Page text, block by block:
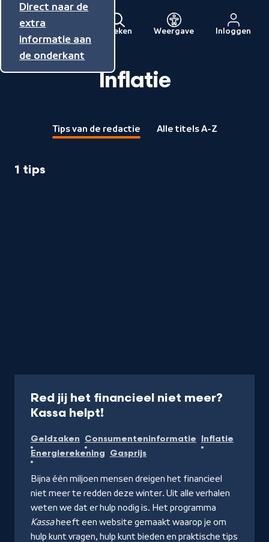
Direct naar de
inhoud
Direct naar de
hoofdnavigatie
Direct naar de
extra
informatie aan
de onderkant
Menu
Naar
de
beginpagina
Zoeken Weergave Inloggen
Inflatie
Tips van de redactie Alle titels A-Z
1 tips
Red jij het financieel niet meer?
Kassa helpt!
website
Geldzaken Consumenteninformatie Inflatie
Energierekening Gasprijs
Bijna één miljoen mensen dreigen het financieel
niet meer te redden deze winter. Uit alle verhalen
weten we dat er hulp nodig is. Het programma
Kassaheeft een website gemaakt waarop je om
hulp kunt vragen, hulp kunt bieden en praktische tips